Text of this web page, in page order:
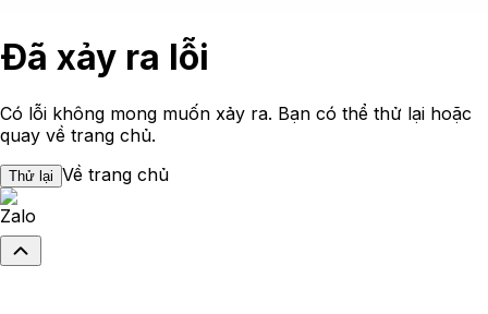
Đã xảy ra lỗi
Có lỗi không mong muốn xảy ra. Bạn có thể thử lại hoặc
quay về trang chủ.
Thử lại Về trang chủ